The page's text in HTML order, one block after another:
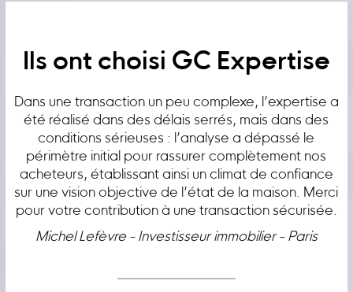
Ils ont choisi GC Expertise
Dans une transaction un peu complexe, l’expertise a
été réalisé dans des délais serrés, mais dans des
conditions sérieuses : l’analyse a dépassé le
périmètre initial pour rassurer complètement nos
acheteurs, établissant ainsi un climat de confiance
sur une vision objective de l’état de la maison. Merci
pour votre contribution à une transaction sécurisée.
Michel Lefèvre - Investisseur immobilier - Paris